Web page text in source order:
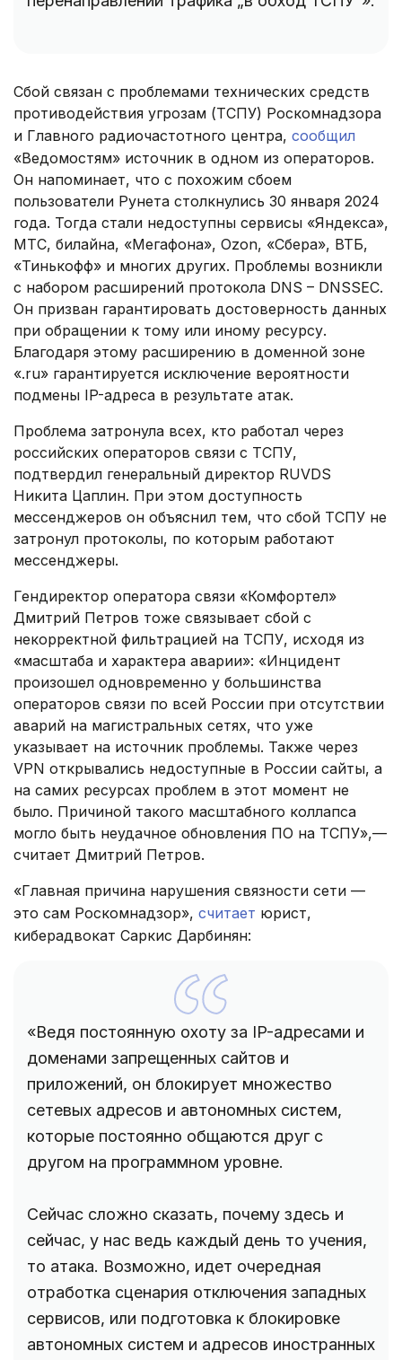
Сбой связан с проблемами технических средств
противодействия угрозам (ТСПУ) Роскомнадзора
и Главного радиочастотного центра, сообщил
«Ведомостям» источник в одном из операторов.
Он напоминает, что с похожим сбоем
пользователи Рунета столкнулись 30 января 2024
года. Тогда стали недоступны сервисы «Яндекса»,
МТС, билайна, «Мегафона», Ozon, «Сбера», ВТБ,
«Тинькофф» и многих других. Проблемы возникли
с набором расширений протокола DNS – DNSSEC.
Он призван гарантировать достоверность данных
при обращении к тому или иному ресурсу.
Благодаря этому расширению в доменной зоне
«.ru» гарантируется исключение вероятности
подмены IP-адреса в результате атак.
Проблема затронула всех, кто работал через
российских операторов связи с ТСПУ,
подтвердил генеральный директор RUVDS
Никита Цаплин. При этом доступность
мессенджеров он объяснил тем, что сбой ТСПУ не
затронул протоколы, по которым работают
мессенджеры.
Гендиректор оператора связи «Комфортел»
Дмитрий Петров тоже связывает сбой с
некорректной фильтрацией на ТСПУ, исходя из
«масштаба и характера аварии»: «Инцидент
произошел одновременно у большинства
операторов связи по всей России при отсутствии
аварий на магистральных сетях, что уже
указывает на источник проблемы. Также через
VPN открывались недоступные в России сайты, а
на самих ресурсах проблем в этот момент не
было. Причиной такого масштабного коллапса
могло быть неудачное обновления ПО на ТСПУ»,—
считает Дмитрий Петров.
«Главная причина нарушения связности сети —
это сам Роскомнадзор», считает юрист,
киберадвокат Саркис Дарбинян:
«Ведя постоянную охоту за IP-адресами и
доменами запрещенных сайтов и
приложений, он блокирует множество
сетевых адресов и автономных систем,
которые постоянно общаются друг с
другом на программном уровне.
Сейчас сложно сказать, почему здесь и
сейчас, у нас ведь каждый день то учения,
то атака. Возможно, идет очередная
отработка сценария отключения западных
сервисов, или подготовка к блокировке
автономных систем и адресов иностранных